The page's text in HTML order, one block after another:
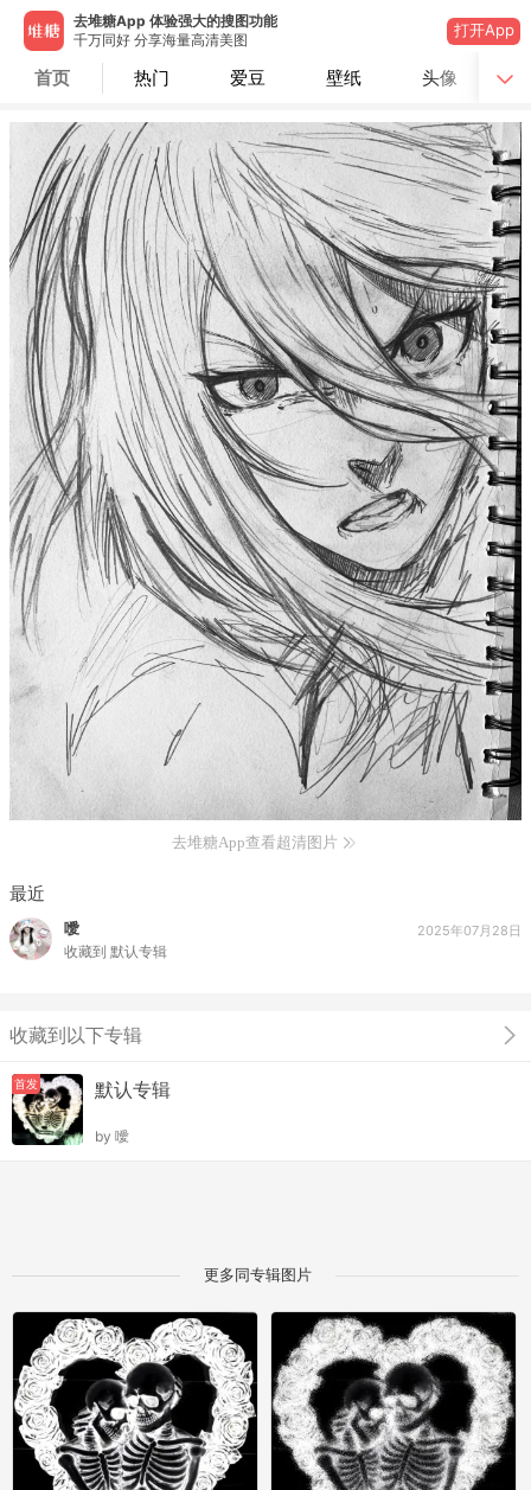
去堆糖App 体验强大的搜图功能
千万同好 分享海量高清美图
打开App
首页 热门 爱豆 壁纸 头像
去堆糖App查看超清图片
最近
噯
收藏到 默认专辑
2025年07月28日
收藏到以下专辑
首发 默认专辑
by 噯
更多同专辑图片